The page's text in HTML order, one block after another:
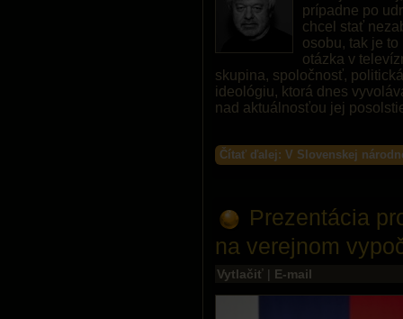
prípadne po
chcel stať
osobu, tak je to
otázka v
skupina, spoločnosť,
ideológiu, ktorá dnes
nad aktuálnosťou jej
Čítať ďalej: V Slovenskej
Prezentácia
na verejnom
Vytlačiť | E-mail